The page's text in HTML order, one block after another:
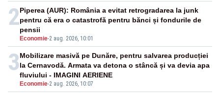
2
Economie-2 aug. 2026, 10:01
Piperea (AUR): România a evitat retrogradarea la junk
pentru că era o catastrofă pentru bănci și fondurile de
pensii
3
Economie-2 aug. 2026, 10:07
Mobilizare masivă pe Dunăre, pentru salvarea producției
la Cernavodă. Armata va detona o stâncă și va devia apa
fluviului - IMAGINI AERIENE